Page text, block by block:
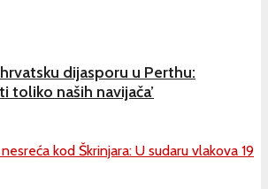
dijasporu u Perthu:
toliko naših navijača’